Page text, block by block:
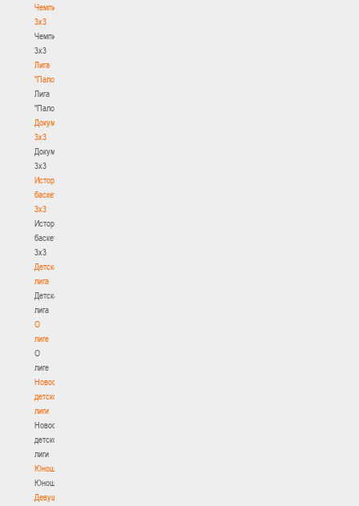
Чемпионат
3х3
Чемпионат
3х3
Лига
"Палова"
Лига
"Палова"
Документы
3х3
Документы
3х3
История
баскетбола
3х3
История
баскетбола
3х3
Детская
лига
Детская
лига
О
лиге
О
лиге
Новости
детской
лиги
Новости
детской
лиги
Юноши
Юноши
Девушки